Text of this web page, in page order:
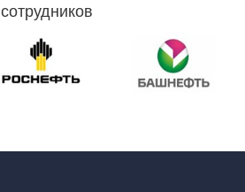
сотрудников